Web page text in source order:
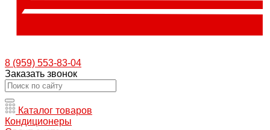
8 (959) 553-83-04
Заказать звонок
Каталог товаров
Кондиционеры